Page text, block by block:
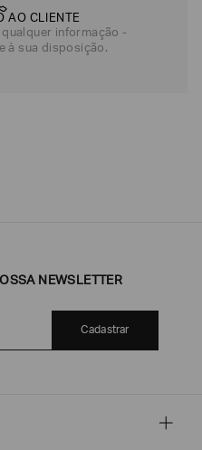
AO CLIENTE
informação -
à sua disposição.
NEWSLETTER
Cadastrar